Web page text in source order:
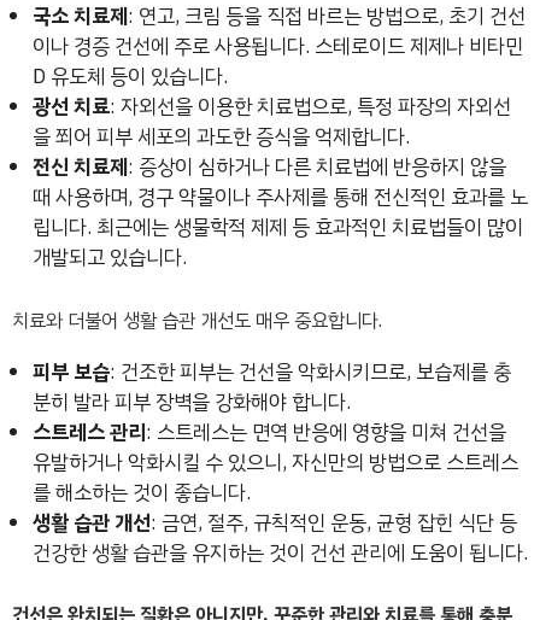
국소 치료제: 연고, 크림 등을 직접 바르는 방법으로, 초기 건선
이나 경증 건선에 주로 사용됩니다. 스테로이드 제제나 비타민
D 유도체 등이 있습니다.
광선 치료: 자외선을 이용한 치료법으로, 특정 파장의 자외선
을 쬐어 피부 세포의 과도한 증식을 억제합니다.
전신 치료제: 증상이 심하거나 다른 치료법에 반응하지 않을
때 사용하며, 경구 약물이나 주사제를 통해 전신적인 효과를 노
립니다. 최근에는 생물학적 제제 등 효과적인 치료법들이 많이
개발되고 있습니다.
치료와 더불어 생활 습관 개선도 매우 중요합니다.
피부 보습: 건조한 피부는 건선을 악화시키므로, 보습제를 충
분히 발라 피부 장벽을 강화해야 합니다.
스트레스 관리: 스트레스는 면역 반응에 영향을 미쳐 건선을
유발하거나 악화시킬 수 있으니, 자신만의 방법으로 스트레스
를 해소하는 것이 좋습니다.
생활 습관 개선: 금연, 절주, 규칙적인 운동, 균형 잡힌 식단 등
건강한 생활 습관을 유지하는 것이 건선 관리에 도움이 됩니다.